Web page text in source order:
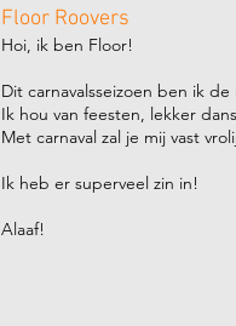
Floor Roovers
Hoi, ik ben Floor!
Dit carnavalsseizoen ben ik
Ik hou van feesten, lekker
Met carnaval zal je mij vast
Ik heb er superveel zin in!
Alaaf!